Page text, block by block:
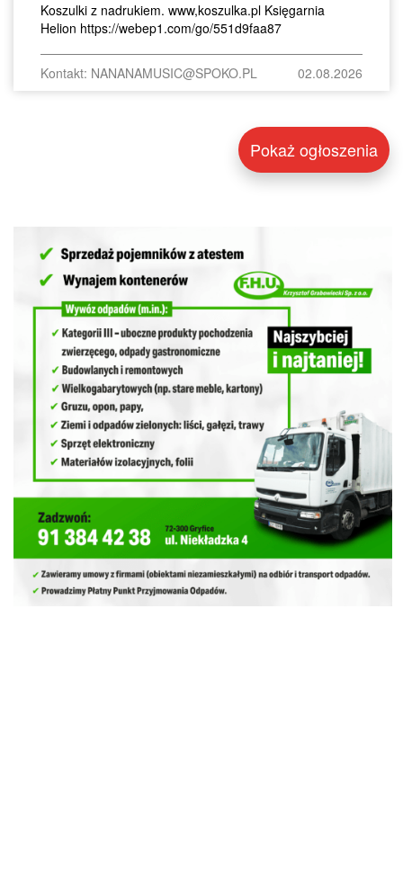
Koszulki z nadrukiem. www,koszulka.pl Księgarnia
Helion https://webep1.com/go/551d9faa87
Kontakt: NANANAMUSIC@SPOKO.PL 02.08.2026
Pokaż ogłoszenia